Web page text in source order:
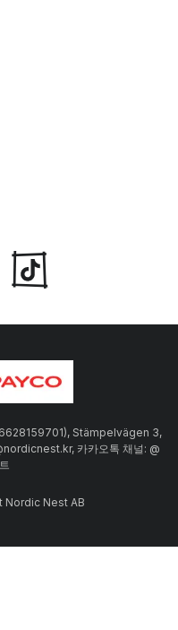
Stämpelvägen 3,
카카오톡 채널: @
Nest AB